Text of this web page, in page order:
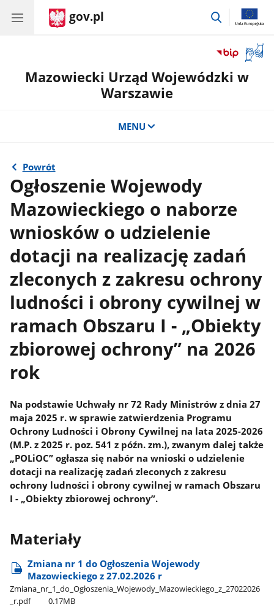
gov.pl
przejdź
okno
z
Mazowiecki Urząd Wojewódzki w
Warszawie
MENU
Powrót
Ogłoszenie Wojewody
Mazowieckiego o naborze
wniosków o udzielenie
dotacji na realizację zadań
zleconych z zakresu ochrony
ludności i obrony cywilnej w
ramach Obszaru I - „Obiekty
zbiorowej ochrony” na 2026
rok
Na podstawie Uchwały nr 72 Rady Ministrów z dnia 27
maja 2025 r. w sprawie zatwierdzenia Programu
Ochrony Ludności i Obrony Cywilnej na lata 2025-2026
(M.P. z 2025 r. poz. 541 z późn. zm.), zwanym dalej także
„POLiOC” ogłasza się nabór na wnioski o udzielenie
dotacji na realizację zadań zleconych z zakresu
ochrony ludności i obrony cywilnej w ramach Obszaru
I - „Obiekty zbiorowej ochrony”.
Materiały
Zmiana nr 1 do Ogłoszenia Wojewody
Mazowieckiego z 27.02.2026 r
Zmiana​_nr​_1​_do​_Ogłoszenia​_Wojewody​_Mazowieckiego​_z​_27022026​
_r.pdf
0.17MB